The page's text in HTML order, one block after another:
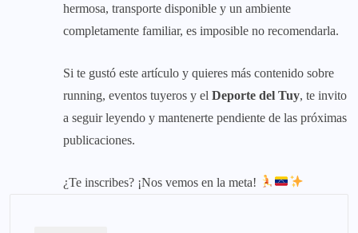
hermosa, transporte disponible y un ambiente
completamente familiar, es imposible no recomendarla.
Si te gustó este artículo y quieres más contenido sobre
running, eventos tuyeros y el Deporte del Tuy, te invito
a seguir leyendo y mantenerte pendiente de las próximas
publicaciones.
¿Te inscribes? ¡Nos vemos en la meta!